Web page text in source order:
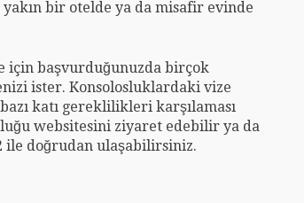
bir otelde ya da misafir evinde
için başvurduğunuzda birçok
ister. Konsolosluklardaki vize
katı gereklilikleri karşılaması
websitesini ziyaret edebilir ya da
ile doğrudan ulaşabilirsiniz.